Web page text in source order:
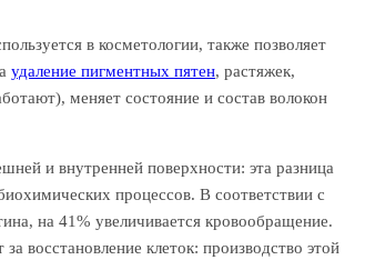
в косметологии, также позволяет
удаление пигментных пятен, растяжек,
меняет состояние и состав волокон
и внутренней поверхности: эта разница
процессов. В соответствии с
на 41% увеличивается кровообращение.
восстановление клеток: производство этой